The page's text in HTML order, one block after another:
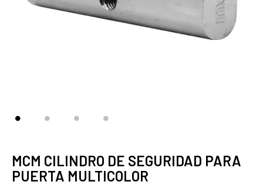
MCM CILINDRO DE SEGURIDAD PARA
PUERTA MULTICOLOR